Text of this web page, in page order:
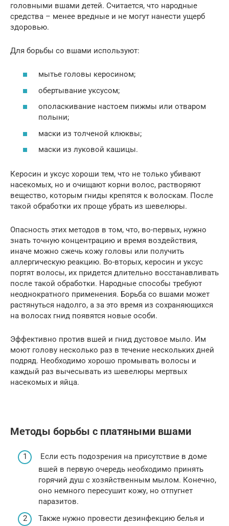
головными вшами детей. Считается, что народные
средства – менее вредные и не могут нанести ущерб
здоровью.
Для борьбы со вшами используют:
мытье головы керосином;
обертывание уксусом;
ополаскивание настоем пижмы или отваром
полыни;
маски из толченой клюквы;
маски из луковой кашицы.
Керосин и уксус хороши тем, что не только убивают
насекомых, но и очищают корни волос, растворяют
вещество, которым гниды крепятся к волоскам. После
такой обработки их проще убрать из шевелюры.
Опасность этих методов в том, что, во-первых, нужно
знать точную концентрацию и время воздействия,
иначе можно сжечь кожу головы или получить
аллергическую реакцию. Во-вторых, керосин и уксус
портят волосы, их придется длительно восстанавливать
после такой обработки. Народные способы требуют
неоднократного применения. Борьба со вшами может
растянуться надолго, а за это время из сохраняющихся
на волосах гнид появятся новые особи.
Эффективно против вшей и гнид дустовое мыло. Им
моют голову несколько раз в течение нескольких дней
подряд. Необходимо хорошо промывать волосы и
каждый раз вычесывать из шевелюры мертвых
насекомых и яйца.
Методы борьбы с платяными вшами
Если есть подозрения на присутствие в доме
вшей в первую очередь необходимо принять
горячий душ с хозяйственным мылом. Конечно,
оно немного пересушит кожу, но отпугнет
паразитов.
Также нужно провести дезинфекцию белья и